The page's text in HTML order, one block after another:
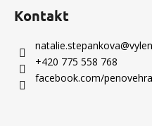
Kontakt
natalie.stepankova@
+420 775 558 768
facebook.com/